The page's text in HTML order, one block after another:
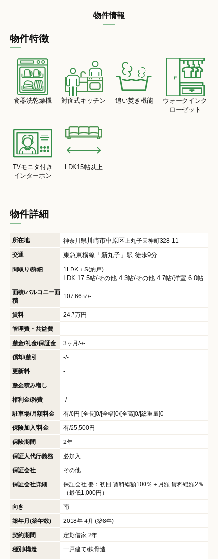
物件情報
物件特徴
食器洗乾燥機 対面式キッチン 追い焚き機能
ウォークインク
ローゼット
TVモニタ付き
インターホン
LDK15帖以上
物件詳細
所在地 神奈川県 川崎市中原区 上丸子天神町328-11
交通 東急東横線 「新丸子 」駅 徒歩9分
間取り/詳細 1LDK＋S(納戸)
LDK 17.5帖/その他 4.3帖/その他 4.7帖/洋室 6.0帖
面積/バルコニー面
積
107.66㎡/-
賃料 24.7万円
管理費・共益費 -
敷金/礼金/保証金 3ヶ月/-/-
償却/敷引 -/-
更新料 -
敷金積み増し -
権利金/雑費 -/-
駐車場/月額料金 有/0円 [全長]0/[全幅]0/[全高]0/[総重量]0
保険加入/料金 有/25,500円
保険期間 2年
保証人代行義務 必加入
保証会社 その他
保証会社詳細
保証会社 要：初回 賃料総額100％＋月額 賃料総額2％
（最低1,000円）
向き 南
築年月(築年数) 2018年 4月 (築8年)
契約期間 定期借家 2年
種別/構造 一戸建て/鉄骨造